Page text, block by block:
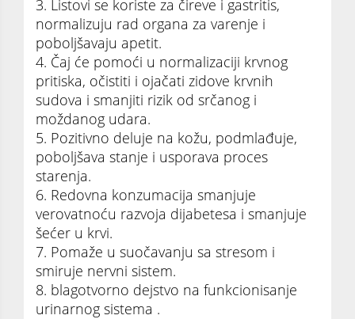
3. Listovi se koriste za čireve i gastritis,
normalizuju rad organa za varenje i
poboljšavaju apetit.
4. Čaj će pomoći u normalizaciji krvnog
pritiska, očistiti i ojačati zidove krvnih
sudova i smanjiti rizik od srčanog i
moždanog udara.
5. Pozitivno deluje na kožu, podmlađuje,
poboljšava stanje i usporava proces
starenja.
6. Redovna konzumacija smanjuje
verovatnoću razvoja dijabetesa i smanjuje
šećer u krvi.
7. Pomaže u suočavanju sa stresom i
smiruje nervni sistem.
8. blagotvorno dejstvo na funkcionisanje
urinarnog sistema .